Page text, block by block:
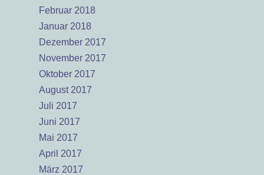
Februar 2018
Januar 2018
Dezember 2017
November 2017
Oktober 2017
August 2017
Juli 2017
Juni 2017
Mai 2017
April 2017
März 2017